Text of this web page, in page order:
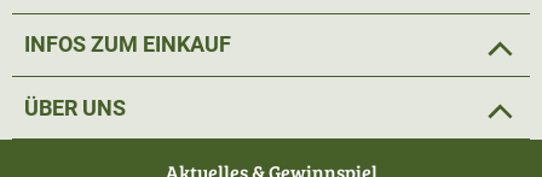
INFOS ZUM EINKAUF
ÜBER UNS
Aktuelles & Gewinnspiel